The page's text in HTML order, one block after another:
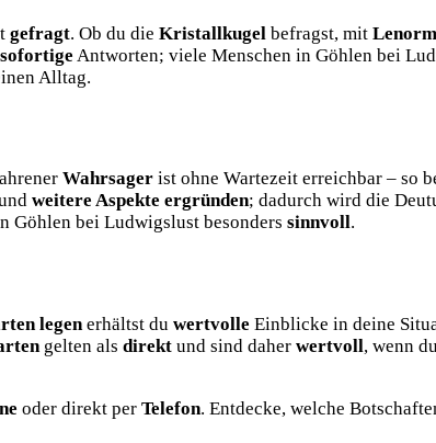
gefragt. Ob du die Kristallkugel befragst, mit
sofortige Antworten; viele Menschen in Göhlen bei
Alltag.
Wahrsager ist ohne Wartezeit erreichbar – so
weitere Aspekte ergründen; dadurch wird die
Göhlen bei Ludwigslust besonders sinnvoll.
legen erhältst du wertvolle Einblicke in deine
gelten als direkt und sind daher wertvoll, wenn du
oder direkt per Telefon. Entdecke, welche